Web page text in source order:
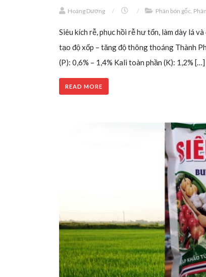
Hoàng Dương / / Phân bón gốc,
Siêu kích rễ, phục hồi rễ hư tổn, làm dày lá
tạo độ xốp – tăng độ thông thoáng Thành
(P): 0,6% – 1,4% Kali toàn phần (K): 1,2% […]
READ MORE